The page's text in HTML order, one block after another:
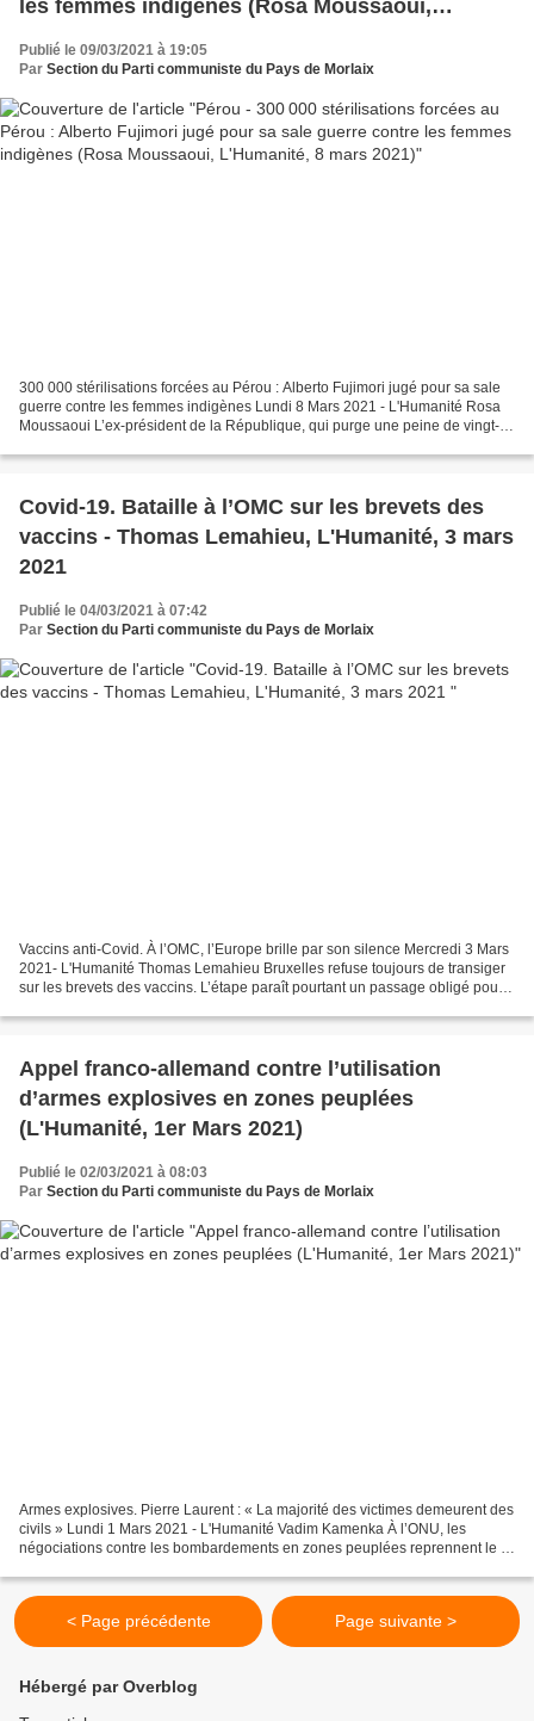
les femmes indigènes (Rosa Moussaoui,
Publié le 09/03/2021 à 19:05
Par Section du Parti communiste du Pays de Morlaix
300 000 stérilisations forcées au Pérou : Alberto Fujimori jugé pour sa sale
guerre contre les femmes indigènes Lundi 8 Mars 2021 - L'Humanité Rosa
Moussaoui L’ex-président de la République, qui purge une peine de vingt-
Covid-19. Bataille à l’OMC sur les brevets des
vaccins - Thomas Lemahieu, L'Humanité, 3 mars
2021
Publié le 04/03/2021 à 07:42
Par Section du Parti communiste du Pays de Morlaix
Vaccins anti-Covid. À l’OMC, l’Europe brille par son silence Mercredi 3 Mars
2021- L'Humanité Thomas Lemahieu Bruxelles refuse toujours de transiger
sur les brevets des vaccins. L’étape paraît pourtant un passage obligé pour
Appel franco-allemand contre l’utilisation
d’armes explosives en zones peuplées
(L'Humanité, 1er Mars 2021)
Publié le 02/03/2021 à 08:03
Par Section du Parti communiste du Pays de Morlaix
Armes explosives. Pierre Laurent : « La majorité des victimes demeurent des
civils » Lundi 1 Mars 2021 - L'Humanité Vadim Kamenka À l’ONU, les
négociations contre les bombardements en zones peuplées reprennent le 3
< Page précédente Page suivante >
Hébergé par Overblog